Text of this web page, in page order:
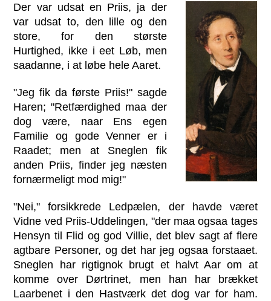
Der var udsat en Priis, ja der
var udsat to, den lille og den
store, for den største
Hurtighed, ikke i eet Løb, men
saadanne, i at løbe hele Aaret.
"Jeg fik da første Priis!" sagde
Haren; "Retfærdighed maa der
dog være, naar Ens egen
Familie og gode Venner er i
Raadet; men at Sneglen fik
anden Priis, finder jeg næsten
fornærmeligt mod mig!"
"Nei," forsikkrede Ledpælen, der havde været
Vidne ved Priis-Uddelingen, "der maa ogsaa tages
Hensyn til Flid og god Villie, det blev sagt af flere
agtbare Personer, og det har jeg ogsaa forstaaet.
Sneglen har rigtignok brugt et halvt Aar om at
komme over Dørtrinet, men han har brækket
Laarbenet i den Hastværk det dog var for ham.